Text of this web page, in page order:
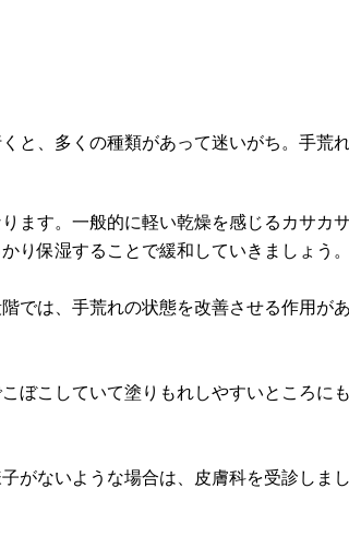
、多くの種類があって迷いがち。手荒
す。一般的に軽い乾燥を感じるカサカ
り保湿することで緩和していきましょう。
は、手荒れの状態を改善させる作用が
こしていて塗りもれしやすいところに
ないような場合は、皮膚科を受診しまし